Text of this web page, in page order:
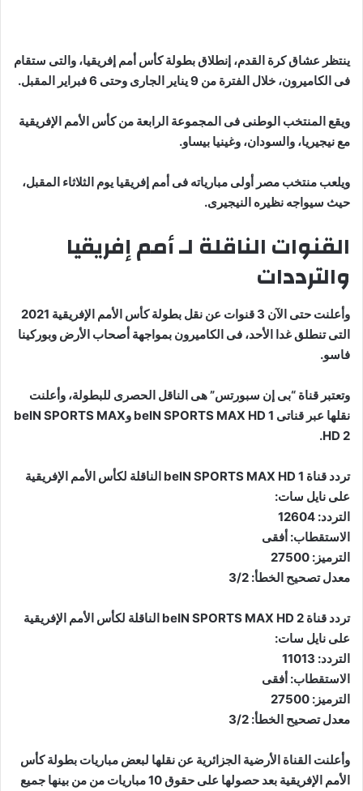
ينتظر عشاق كرة القدم، إنطلاق بطولة كأس أمم إفريقيا، والتى ستقام
فى الكاميرون، خلال الفترة من 9 يناير الجارى وحتى 6 فبراير المقبل.
ويقع المنتخب الوطنى فى المجموعة الرابعة من كأس الأمم الإفريقية
مع نيجيريا، والسودان، وغينيا بيساو.
ويلعب منتخب مصر أولى مبارياته فى أمم إفريقيا يوم الثلاثاء المقبل،
حيث سيواجه نظيره النيجيرى.
القنوات الناقلة لـ أمم إفريقيا
والترددات
وأعلنت حتى الآن 3 قنوات عن نقل بطولة كأس الأمم الإفريقية 2021
التى تنطلق غدا الأحد، فى الكاميرون بمواجهة أصحاب الأرض وبوركينا
فاسو.
وتعتبر قناة “بى إن سبورتس” هى الناقل الحصرى للبطولة، وأعلنت
نقلها عبر قناتى beIN SPORTS MAX HD 1 وbeIN SPORTS MAX
HD 2.
تردد قناة beIN SPORTS MAX HD 1 الناقلة لكأس الأمم الإفريقية
على نايل سات:
التردد: 12604
الاستقطاب: أفقى
الترميز: 27500
معدل تصحيح الخطأ: 3/2
تردد قناة beIN SPORTS MAX HD 2 الناقلة لكأس الأمم الإفريقية
على نايل سات:
التردد: 11013
الاستقطاب: أفقى
الترميز: 27500
معدل تصحيح الخطأ: 3/2
وأعلنت القناة الأرضية الجزائرية عن نقلها لبعض مباريات بطولة كأس
الأمم الإفريقية بعد حصولها على حقوق 10 مباريات من من بينها جميع